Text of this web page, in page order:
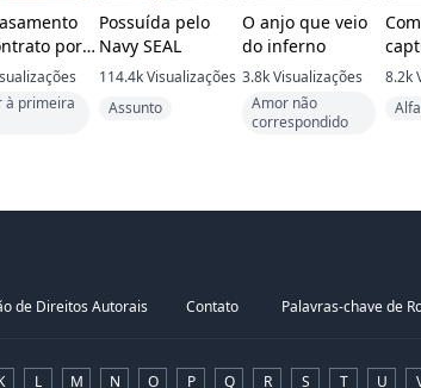
por
à primeira
Possuída pelo
Navy SEAL
114.4kVisualizações
Assunto
O anjo que veio
do inferno
3.8kVisualizações
Amor não
correspondido
8.2k
Alfa
de Direitos Autorais Contato Palavras-chave de
L M N O P Q R S T U